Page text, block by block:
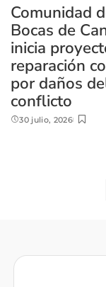
Comunidad
Bocas de
inicia
reparación
por daños
conflicto
30 julio, 2026